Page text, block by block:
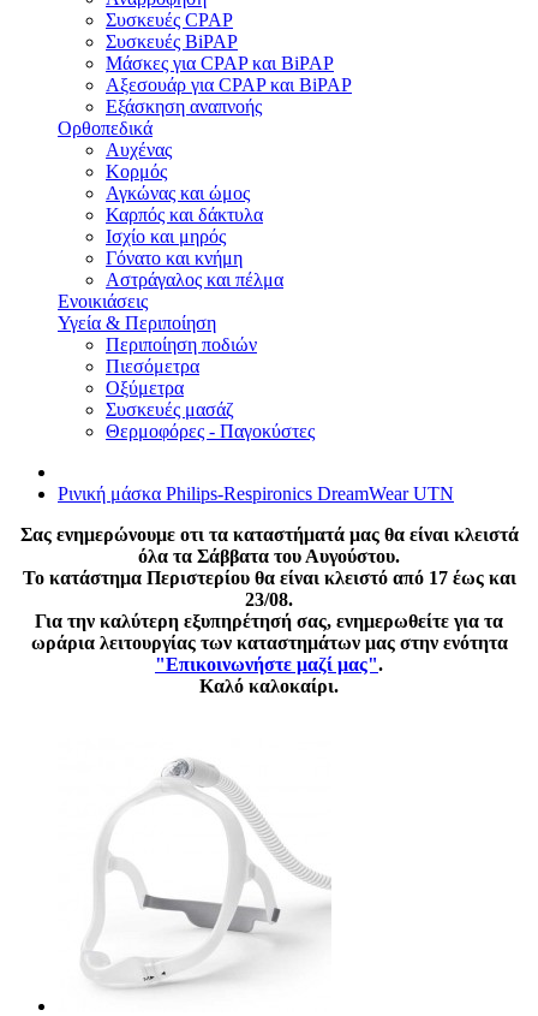
Συσκευές CPAP
Συσκευές BiPAP
Μάσκες για CPAP και BiPAP
Αξεσουάρ για CPAP και BiPAP
Εξάσκηση αναπνοής
Ορθοπεδικά
Αυχένας
Κορμός
Αγκώνας και ώμος
Καρπός και δάκτυλα
Ισχίο και μηρός
Γόνατο και κνήμη
Αστράγαλος και πέλμα
Ενοικιάσεις
Υγεία & Περιποίηση
Περιποίηση ποδιών
Πιεσόμετρα
Οξύμετρα
Συσκευές μασάζ
Θερμοφόρες - Παγοκύστες
Ρινική μάσκα Philips-Respironics DreamWear UTN
Σας ενημερώνουμε οτι τα καταστήματά μας θα είναι κλειστά
όλα τα Σάββατα του Αυγούστου.
Το κατάστημα Περιστερίου θα είναι κλειστό από 17 έως και
23/08.
Για την καλύτερη εξυπηρέτησή σας, ενημερωθείτε για τα
ωράρια λειτουργίας των καταστημάτων μας στην ενότητα
"Επικοινωνήστε μαζί μας".
Καλό καλοκαίρι.